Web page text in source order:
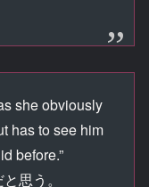
she obviously
has to see him
before.”
思う。